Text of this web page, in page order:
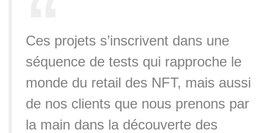
Ces projets s’inscrivent dans une
séquence de tests qui rapproche le
monde du retail des NFT, mais aussi
de nos clients que nous prenons par
la main dans la découverte des